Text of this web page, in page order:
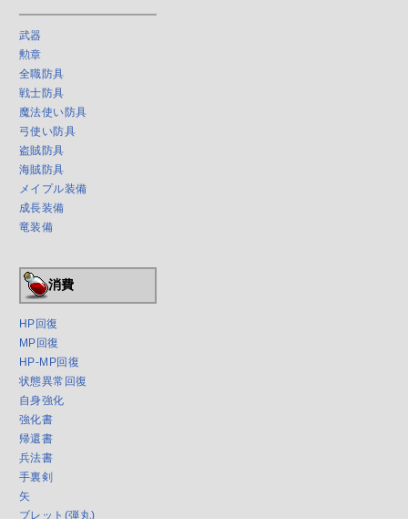
武器
勲章
全職防具
戦士防具
魔法使い防具
弓使い防具
盗賊防具
海賊防具
メイプル装備
成長装備
竜装備
消費
HP回復
MP回復
HP-MP回復
状態異常回復
自身強化
強化書
帰還書
兵法書
手裏剣
矢
ブレット(弾丸)